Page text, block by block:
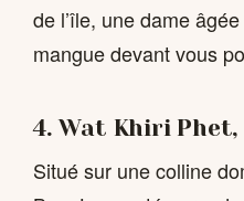
de l’île, une dame
mangue devant vous
4. Wat Khiri
Situé sur une colline